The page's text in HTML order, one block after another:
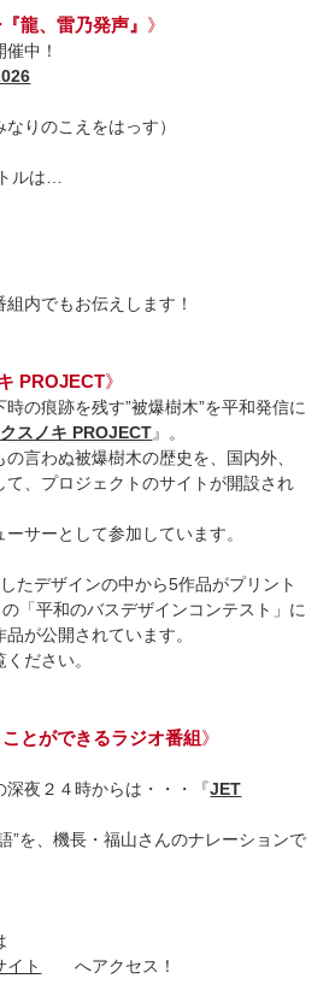
龍、雷乃発声』 》
中！
なりのこえをはっす）
ルは…
内でもお伝えします！
PROJECT》
の痕跡を残す”被爆樹木”を平和発信に
スノキ PROJECT』。
言わぬ被爆樹木の歴史を、国内外、
て、プロジェクトのサイトが開設され
サーとして参加しています。
たデザインの中から5作品がプリント
「平和のバスデザインコンテスト」に
が公開されています。
ください。
とができるラジオ番組》
深夜２４時からは・・・『JET
”を、機長・福山さんのナレーションで
イト
へアクセス！